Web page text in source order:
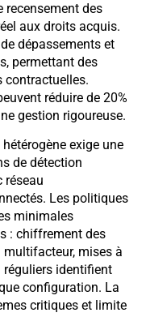
des
aux droits acquis.
dépassements et
permettant des
contractuelles.
réduire de 20%
gestion rigoureuse.
exige une
de détection
réseau
Les politiques
minimales
: chiffrement des
mises à
réguliers identifient
configuration. La
critiques et limite